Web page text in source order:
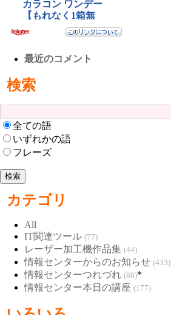
最近のコメント
検索
全ての語
いずれかの語
フレーズ
カテゴリ
All
IT関連ツール (77)
レーザー加工機作品集 (44)
情報センターからのお知らせ (433)
情報センターつれづれ (88)*
情報センター本日の講座 (177)